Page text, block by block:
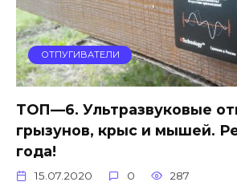
ОТПУГИВАТЕЛИ
ТОП—6. Ультразвуковые
грызунов, крыс и мышей.
года!
15.07.2020 0 287